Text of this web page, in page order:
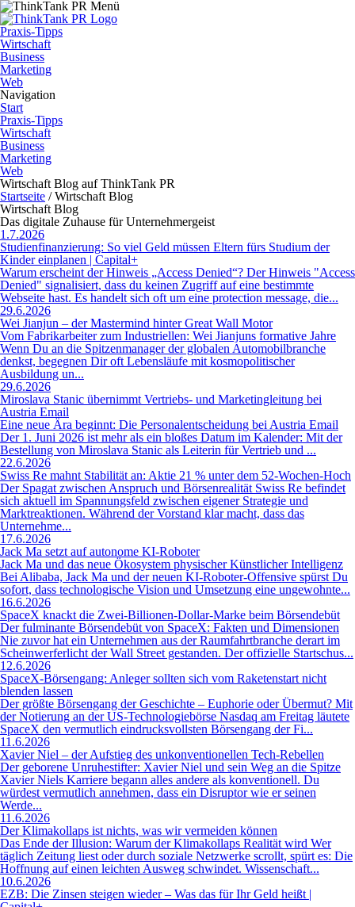
Praxis-Tipps
Wirtschaft
Business
Marketing
Web
Navigation
Start
Praxis-Tipps
Wirtschaft
Business
Marketing
Web
Wirtschaft Blog auf ThinkTank PR
Startseite / Wirtschaft Blog
Wirtschaft Blog
Das digitale Zuhause für Unternehmergeist
1.7.2026
Studienfinanzierung: So viel Geld müssen Eltern fürs Studium der
Kinder einplanen | Capital+
Warum erscheint der Hinweis „Access Denied“? Der Hinweis "Access
Denied" signalisiert, dass du keinen Zugriff auf eine bestimmte
Webseite hast. Es handelt sich oft um eine protection message, die...
29.6.2026
Wei Jianjun – der Mastermind hinter Great Wall Motor
Vom Fabrikarbeiter zum Industriellen: Wei Jianjuns formative Jahre
Wenn Du an die Spitzenmanager der globalen Automobilbranche
denkst, begegnen Dir oft Lebensläufe mit kosmopolitischer
Ausbildung un...
29.6.2026
Miroslava Stanic übernimmt Vertriebs- und Marketingleitung bei
Austria Email
Eine neue Ära beginnt: Die Personalentscheidung bei Austria Email
Der 1. Juni 2026 ist mehr als ein bloßes Datum im Kalender: Mit der
Bestellung von Miroslava Stanic als Leiterin für Vertrieb und ...
22.6.2026
Swiss Re mahnt Stabilität an: Aktie 21 % unter dem 52-Wochen-Hoch
Der Spagat zwischen Anspruch und Börsenrealität Swiss Re befindet
sich aktuell im Spannungsfeld zwischen eigener Strategie und
Marktreaktionen. Während der Vorstand klar macht, dass das
Unternehme...
17.6.2026
Jack Ma setzt auf autonome KI-Roboter
Jack Ma und das neue Ökosystem physischer Künstlicher Intelligenz
Bei Alibaba, Jack Ma und der neuen KI-Roboter-Offensive spürst Du
sofort, dass technologische Vision und Umsetzung eine ungewohnte...
16.6.2026
SpaceX knackt die Zwei-Billionen-Dollar-Marke beim Börsendebüt
Der fulminante Börsendebüt von SpaceX: Fakten und Dimensionen
Nie zuvor hat ein Unternehmen aus der Raumfahrtbranche derart im
Scheinwerferlicht der Wall Street gestanden. Der offizielle Startschus...
12.6.2026
SpaceX-Börsengang: Anleger sollten sich vom Raketenstart nicht
blenden lassen
Der größte Börsengang der Geschichte – Euphorie oder Übermut? Mit
der Notierung an der US-Technologiebörse Nasdaq am Freitag läutete
SpaceX den vermutlich eindrucksvollsten Börsengang der Fi...
11.6.2026
Xavier Niel – der Aufstieg des unkonventionellen Tech-Rebellen
Der geborene Unruhestifter: Xavier Niel und sein Weg an die Spitze
Xavier Niels Karriere begann alles andere als konventionell. Du
würdest vermutlich annehmen, dass ein Disruptor wie er seinen
Werde...
11.6.2026
Der Klimakollaps ist nichts, was wir vermeiden können
Das Ende der Illusion: Warum der Klimakollaps Realität wird Wer
täglich Zeitung liest oder durch soziale Netzwerke scrollt, spürt es: Die
Hoffnung auf einen leichten Ausweg schwindet. Wissenschaft...
10.6.2026
EZB: Die Zinsen steigen wieder – Was das für Ihr Geld heißt |